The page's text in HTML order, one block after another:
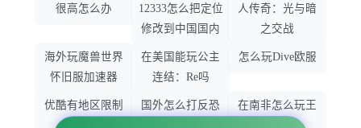
很高怎么办
12333怎么把定位
修改到中国国内
人传奇：光与暗
之交战
海外玩魔兽世界
怀旧服加速器
在美国能玩公主
连结：Re吗
怎么玩Dive欧服
优酷有地区限制
国外怎么打反恐
在南非怎么玩王